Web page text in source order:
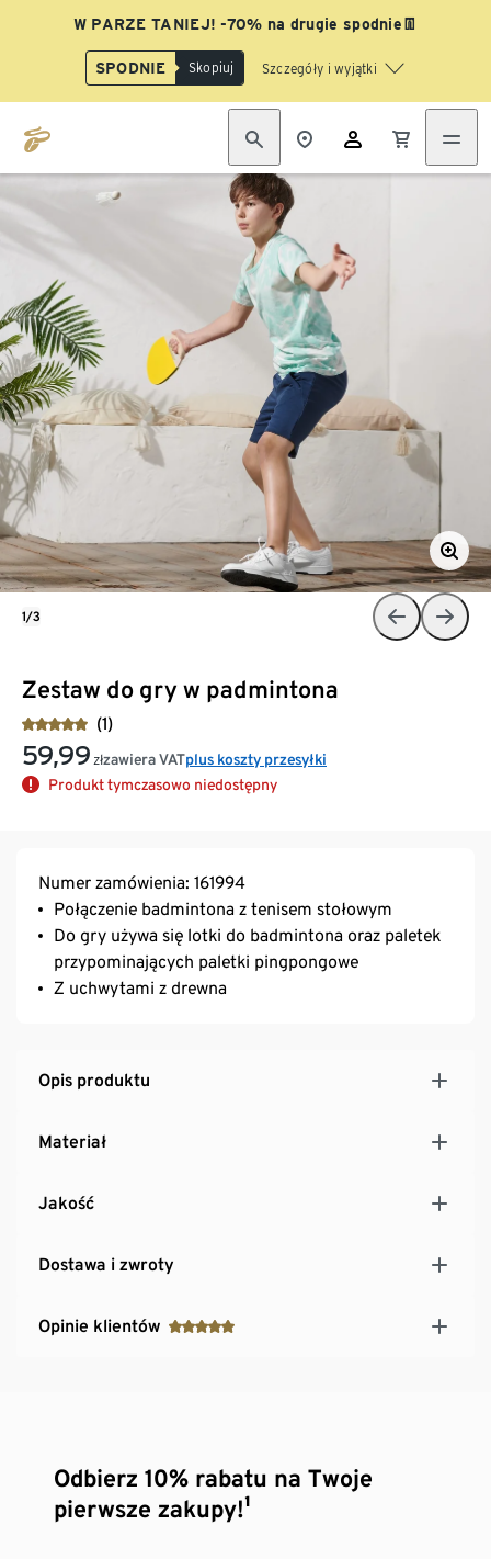
W PARZE TANIEJ! -70% na drugie spodnie👖
SPODNIE Skopiuj Szczegóły i wyjątki
Zestaw do gry w padmintona
(1)
59,99 złzawiera VATplus koszty przesyłki
Produkt tymczasowo niedostępny
1/3
Numer zamówienia: 161994
Połączenie badmintona z tenisem stołowym
Do gry używa się lotki do badmintona oraz paletek
przypominających paletki pingpongowe
Z uchwytami z drewna
Opis produktu
Materiał
Jakość
Dostawa i zwroty
Opinie klientów
Odbierz 10% rabatu na Twoje
pierwsze zakupy!¹